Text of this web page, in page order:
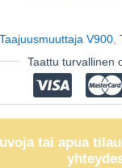
Taajuusmuuttaja V900
Taattu turvallinen
tai apua